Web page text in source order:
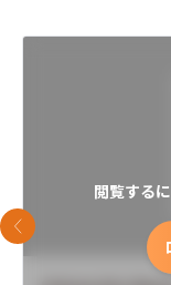
閲覧する
前のスライド